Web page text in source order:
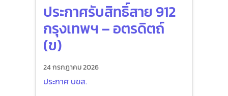
ประกาศรับสิทธิ์สาย 912
กรุงเทพฯ – อตรดิตถ์
(ข)
24 กรกฎาคม 2026
ประกาศ บขส.